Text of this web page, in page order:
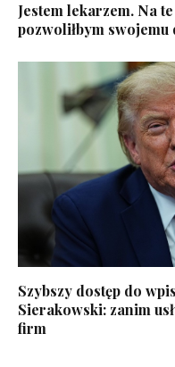
Jestem lekarzem. Na
pozwoliłbym swojemu
Szybszy dostęp do
Sierakowski: zanim
firm